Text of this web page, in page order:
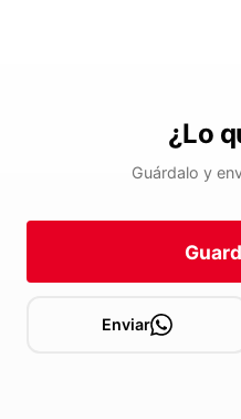
¿Lo
Guárdalo y
Enviar